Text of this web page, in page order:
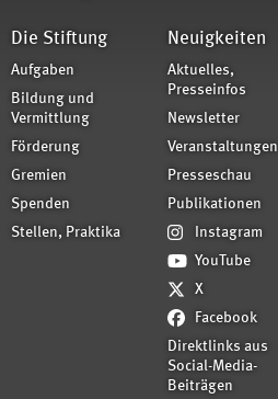
Die Stiftung
Aufgaben
Bildung und
Vermittlung
Förderung
Gremien
Spenden
Stellen, Praktika
Neuigkeiten
Aktuelles,
Presseinfos
Newsletter
Veranstaltungen
Presseschau
Publikationen
Instagram
YouTube
X
Facebook
Direktlinks aus
Social-Media-
Beiträgen